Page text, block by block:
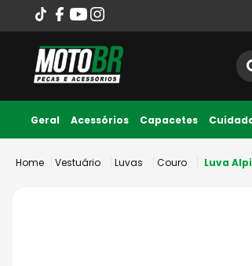
O
Geral Acessórios Capacetes
Até 10x sem juros
Vestuário Luvas Couro Luva